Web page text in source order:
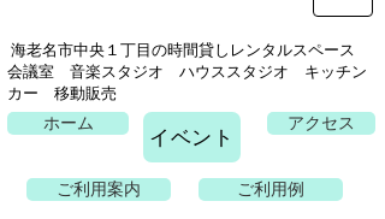
海老名市中央１丁目の時間貸しレンタルスペース
会議室 音楽スタジオ ハウススタジオ キッチン
カー 移動販売
ホーム
イベント
アクセス
ご利用案内 ご利用例